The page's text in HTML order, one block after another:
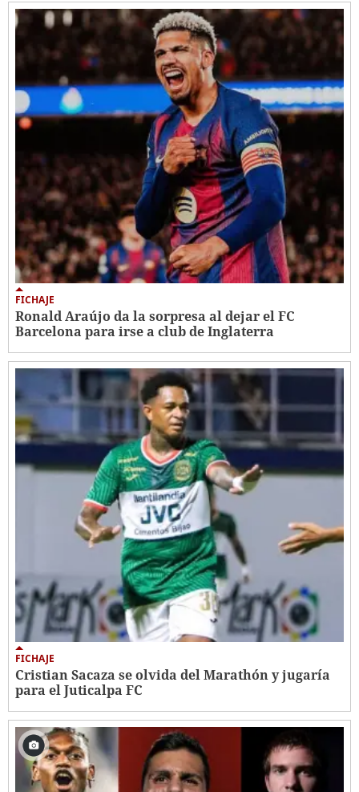
FICHAJE
Ronald Araújo da la sorpresa al dejar el FC
Barcelona para irse a club de Inglaterra
FICHAJE
Cristian Sacaza se olvida del Marathón y jugaría
para el Juticalpa FC